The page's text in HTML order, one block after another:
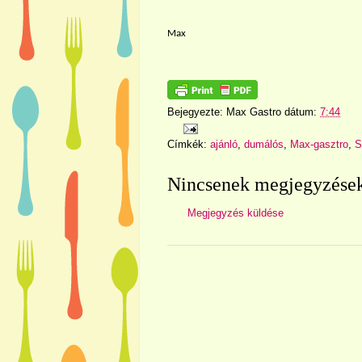
Max
Bejegyezte: Max Gastro dátum: 7:44
Címkék: ajánló, dumálós, Max-gasztro,
Nincsenek
Megjegyzés küldése